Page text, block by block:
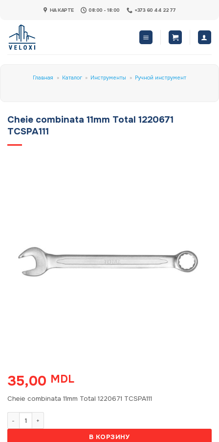
content
НА КАРТЕ 08:00 - 18:00 +373 60 44 22 77
Главная » Каталог » Инструменты » Ручной инструмент
Cheie combinata 11mm Total 1220671
TCSPA111
35,00 MDL
Cheie combinata 11mm Total 1220671 TCSPA111
В КОРЗИНУ